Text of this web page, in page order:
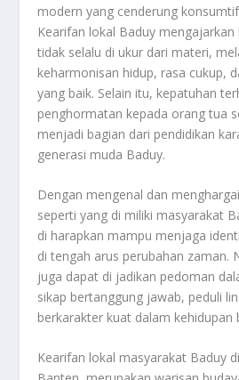
modern yang cenderung
Kearifan lokal Baduy
tidak selalu di ukur dari materi,
keharmonisan hidup, rasa cukup,
yang baik. Selain itu, kepatuhan
penghormatan kepada orang tua
menjadi bagian dari pendidikan
generasi muda Baduy.
Dengan mengenal dan
seperti yang di miliki masyarakat
di harapkan mampu menjaga
di tengah arus perubahan zaman.
juga dapat di jadikan pedoman
sikap bertanggung jawab, peduli
berkarakter kuat dalam kehidupan
Kearifan lokal masyarakat Baduy